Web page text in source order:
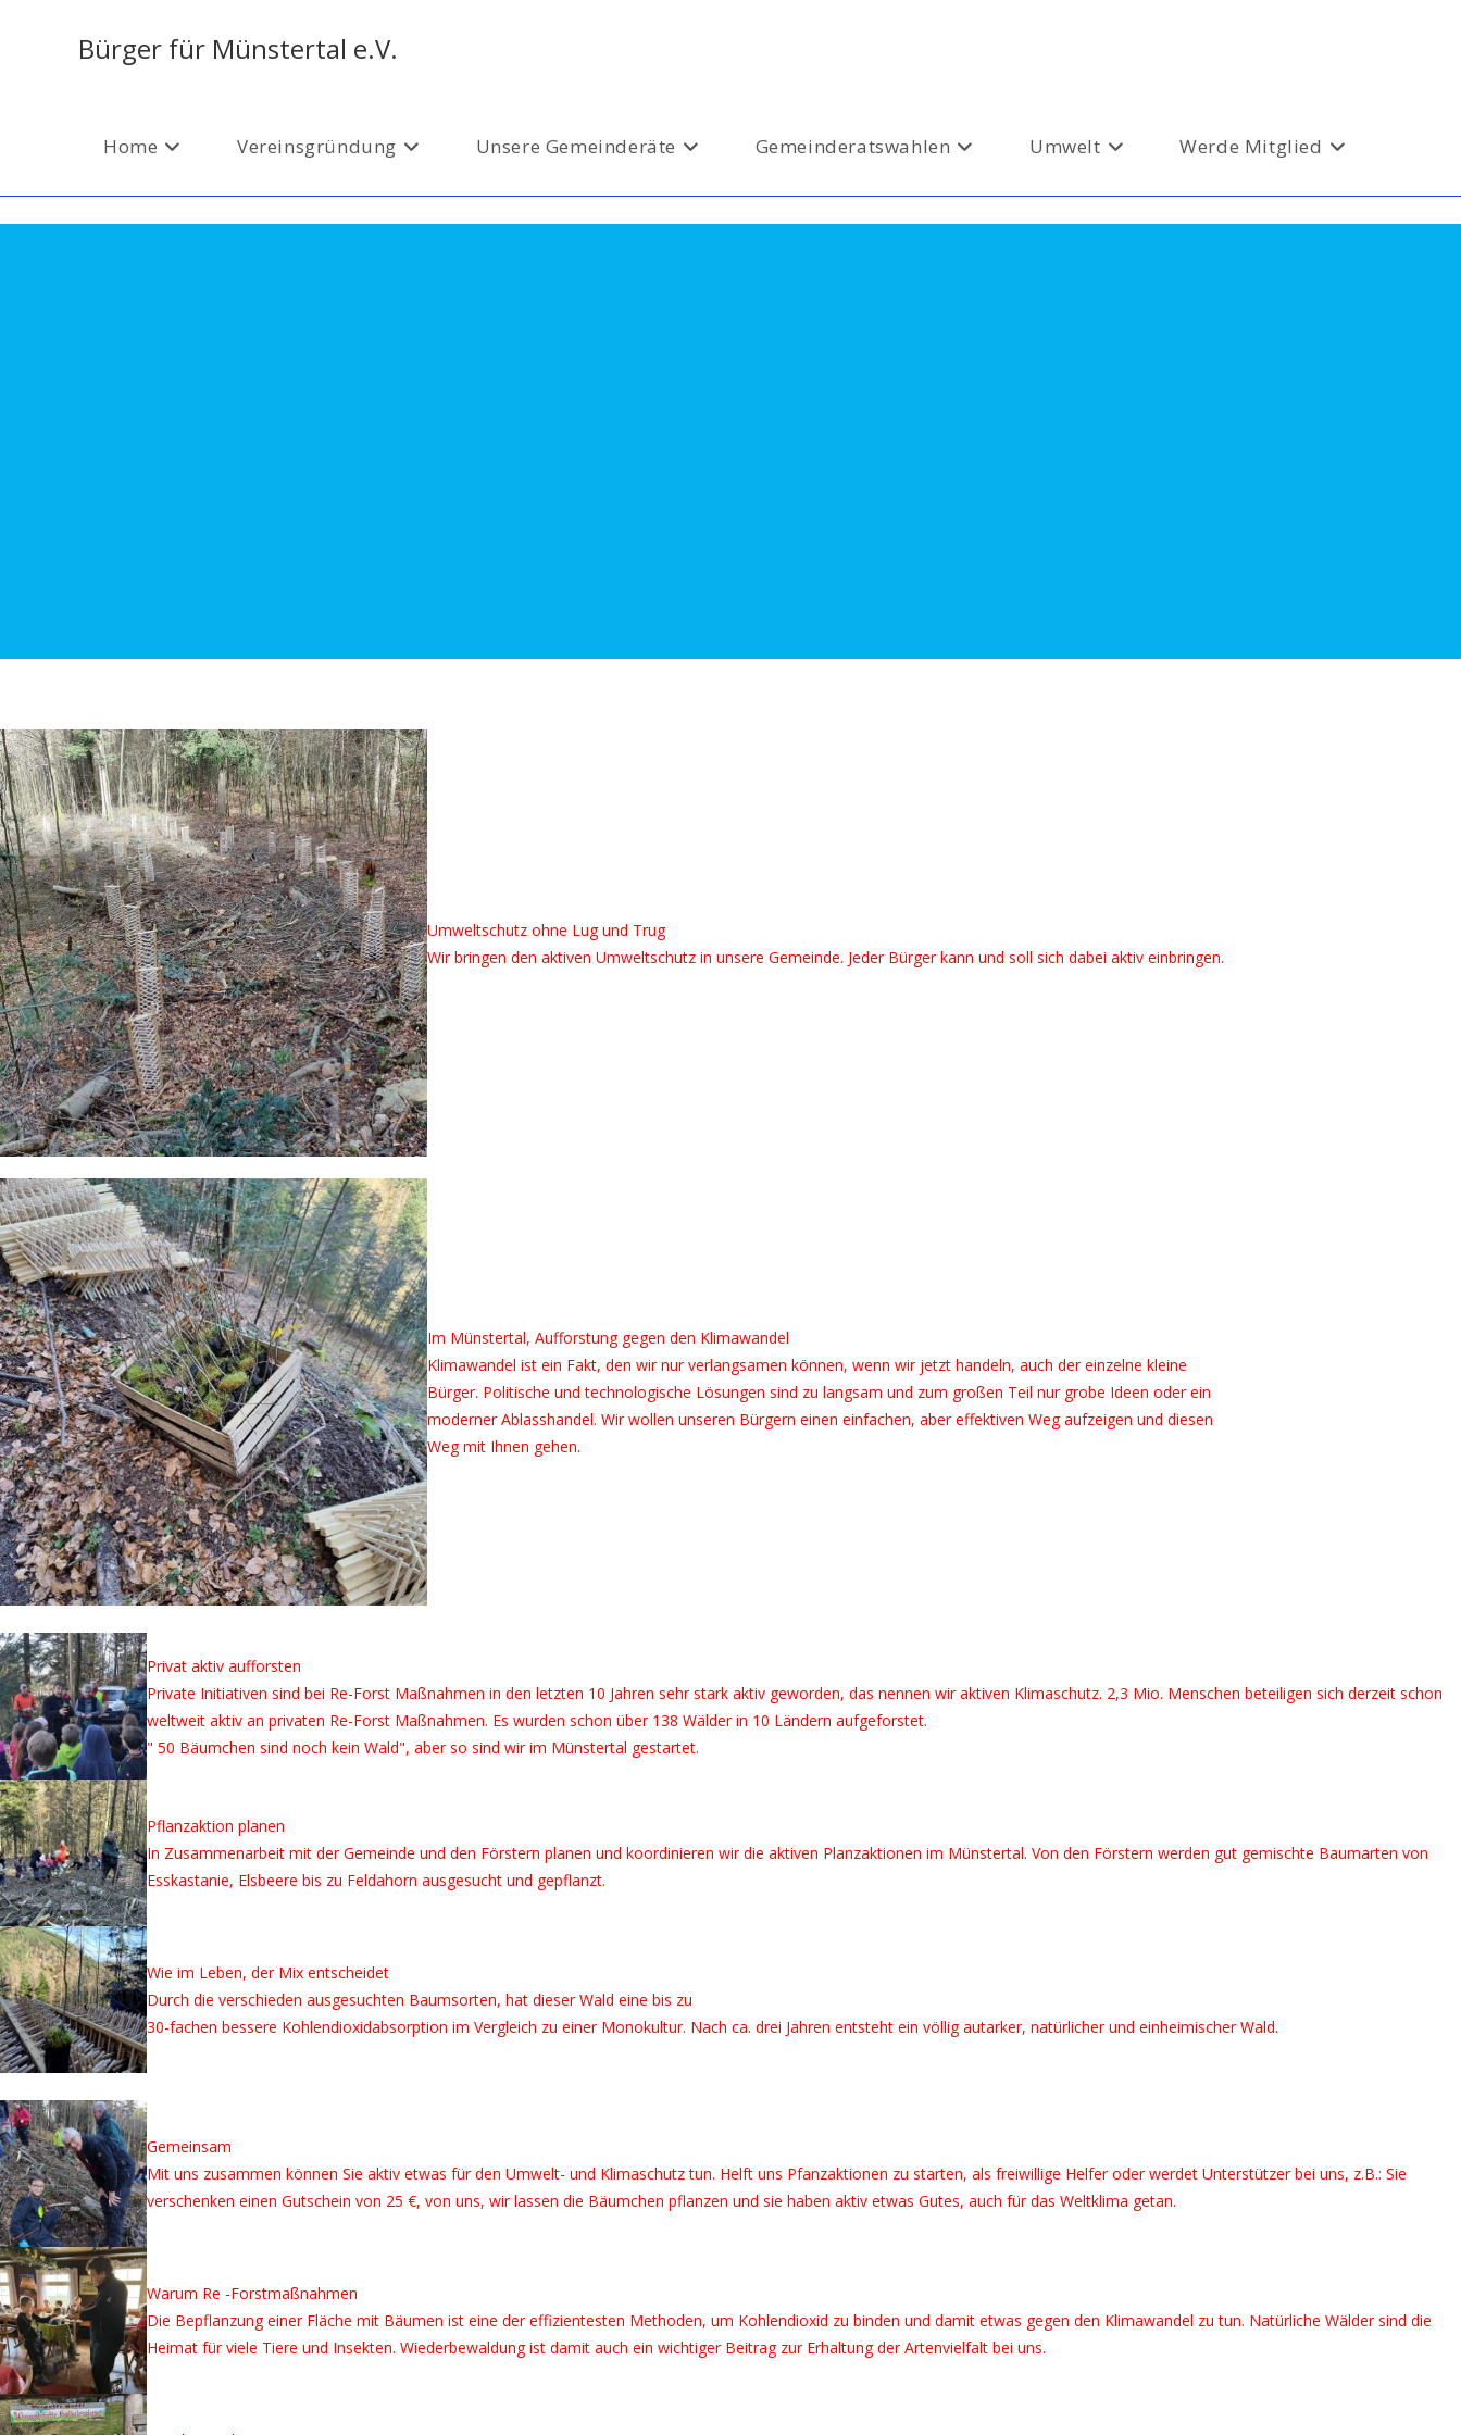
Bürger für Münstertal e.V.
Home Vereinsgründung Unsere Gemeinderäte Gemeinderatswahlen Umwelt Werde Mitglied
Umweltschutz ohne Lug und Trug
Wir bringen den aktiven Umweltschutz in unsere Gemeinde. Jeder Bürger kann und soll sich dabei aktiv einbringen.
Im Münstertal, Aufforstung gegen den Klimawandel
Klimawandel ist ein Fakt, den wir nur verlangsamen können, wenn wir jetzt handeln, auch der einzelne kleine
Bürger. Politische und technologische Lösungen sind zu langsam und zum großen Teil nur grobe Ideen oder ein
moderner Ablasshandel. Wir wollen unseren Bürgern einen einfachen, aber effektiven Weg aufzeigen und diesen
Weg mit Ihnen gehen.
Privat aktiv aufforsten
Private Initiativen sind bei Re-Forst Maßnahmen in den letzten 10 Jahren sehr stark aktiv geworden, das nennen wir aktiven Klimaschutz. 2,3 Mio. Menschen beteiligen sich derzeit schon
weltweit aktiv an privaten Re-Forst Maßnahmen. Es wurden schon über 138 Wälder in 10 Ländern aufgeforstet.
" 50 Bäumchen sind noch kein Wald", aber so sind wir im Münstertal gestartet.
Pflanzaktion planen
In Zusammenarbeit mit der Gemeinde und den Förstern planen und koordinieren wir die aktiven Planzaktionen im Münstertal. Von den Förstern werden gut gemischte Baumarten von
Esskastanie, Elsbeere bis zu Feldahorn ausgesucht und gepflanzt.
Wie im Leben, der Mix entscheidet
Durch die verschieden ausgesuchten Baumsorten, hat dieser Wald eine bis zu
30-fachen bessere Kohlendioxidabsorption im Vergleich zu einer Monokultur. Nach ca. drei Jahren entsteht ein völlig autarker, natürlicher und einheimischer Wald.
Gemeinsam
Mit uns zusammen können Sie aktiv etwas für den Umwelt- und Klimaschutz tun. Helft uns Pfanzaktionen zu starten, als freiwillige Helfer oder werdet Unterstützer bei uns, z.B.: Sie
verschenken einen Gutschein von 25 €, von uns, wir lassen die Bäumchen pflanzen und sie haben aktiv etwas Gutes, auch für das Weltklima getan.
Warum Re -Forstmaßnahmen
Die Bepflanzung einer Fläche mit Bäumen ist eine der effizientesten Methoden, um Kohlendioxid zu binden und damit etwas gegen den Klimawandel zu tun. Natürliche Wälder sind die
Heimat für viele Tiere und Insekten. Wiederbewaldung ist damit auch ein wichtiger Beitrag zur Erhaltung der Artenvielfalt bei uns.